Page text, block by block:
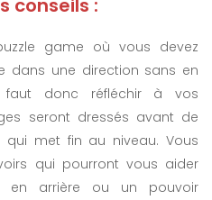
game où vous devez
dans une direction sans en
donc réfléchir à vos
seront dressés avant de
met fin au niveau. Vous
qui pourront vous aider
en arrière ou un pouvoir